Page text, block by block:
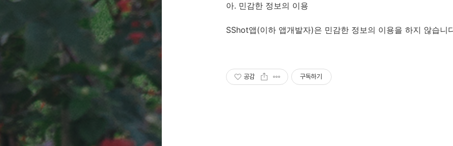
아. 민감한 정보의 이용
SShot앱(이하 앱개발자)은 민감한 정보의 이용을 하지 않습니
공감 구독하기